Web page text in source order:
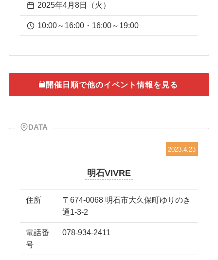
2025年4月8日（火）
10:00～16:00・16:00～19:00
開催日順で他のイベント情報を見る
DATA
2023.4.23
明石VIVRE
住所
〒674-0068 明石市大久保町ゆりのき
通1-3-2
電話番
号
078-934-2411